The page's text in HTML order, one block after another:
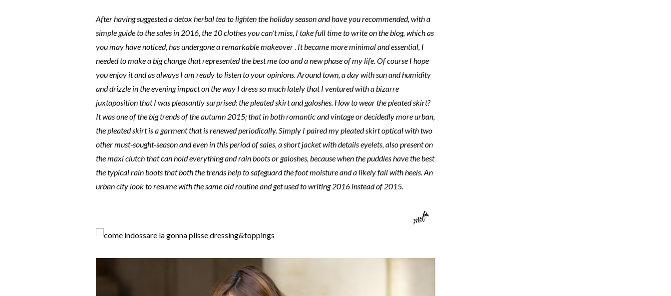
After having suggested a detox herbal tea to lighten the holiday season and have you recommended, with a
simple guide to the sales in 2016, the 10 clothes you can’t miss, I take full time to write on the blog, which as
you may have noticed, has undergone a remarkable makeover . It became more minimal and essential, I
needed to make a big change that represented the best me too and a new phase of my life. Of course I hope
you enjoy it and as always I am ready to listen to your opinions. Around town, a day with sun and humidity
and drizzle in the evening impact on the way I dress so much lately that I ventured with a bizarre
juxtaposition that I was pleasantly surprised: the pleated skirt and galoshes. How to wear the pleated skirt?
It was one of the big trends of the autumn 2015; that in both romantic and vintage or decidedly more urban,
the pleated skirt is a garment that is renewed periodically. Simply I paired my pleated skirt optical with two
other must-sought-season and even in this period of sales, a short jacket with details eyelets, also present on
the maxi clutch that can hold everything and rain boots or galoshes, because when the puddles have the best
the typical rain boots that both the trends help to safeguard the foot moisture and a likely fall with heels. An
urban city look to resume with the same old routine and get used to writing 2016 instead of 2015.